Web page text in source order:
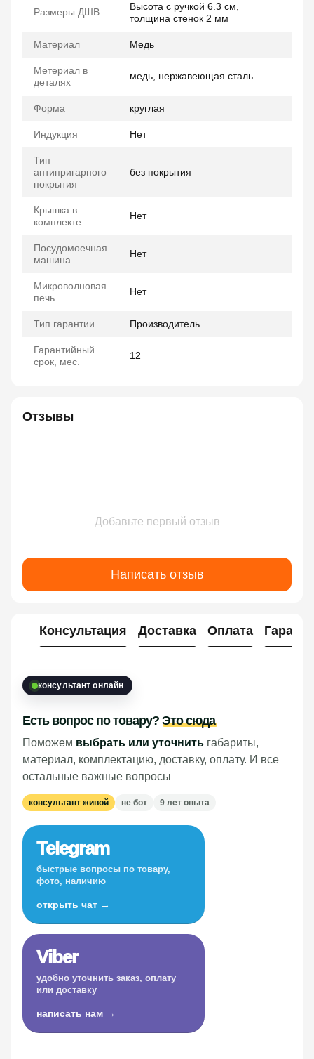
Размеры ДШВ
Высота с ручкой 6.3 см,
толщина стенок 2 мм
Материал Медь
Метериал в
деталях
медь, нержавеющая сталь
Форма круглая
Индукция Нет
Тип
антипригарного
покрытия
без покрытия
Крышка в
комплекте
Нет
Посудомоечная
машина
Нет
Микроволновая
печь
Нет
Тип гарантии Производитель
Гарантийный
срок, мес.
12
Отзывы
Добавьте первый отзыв
Написать отзыв
Консультация Доставка Оплата
консультант онлайн
Есть вопрос по товару?Это сюда
Поможем выбрать или уточнить габариты,
материал, комплектацию, доставку, оплату. И все
остальные важные вопросы
консультант живой не бот 9 лет опыта
Telegram
быстрые вопросы по товару,
фото, наличию
открыть чат →
Viber
удобно уточнить заказ, оплату
или доставку
написать нам →